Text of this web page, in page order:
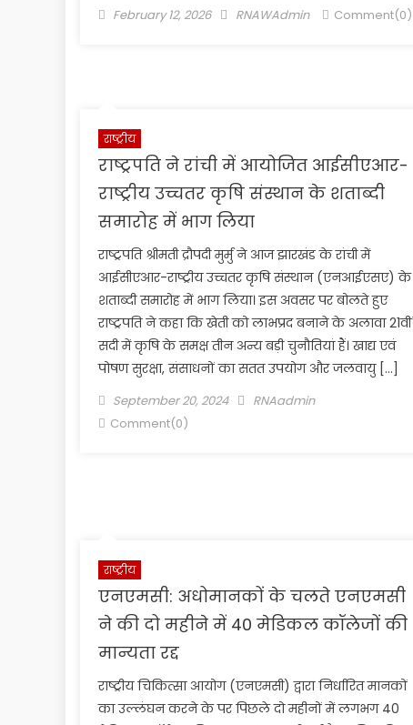
Posted
February 12, 2026 Author
RNAWAdmin Comment(0)
राष्ट्रीय
राष्ट्रपति ने रांची में आयोजित आईसीएआर-
राष्ट्रीय उच्चतर कृषि संस्थान के शताब्दी
समारोह में भाग लिया
राष्ट्रपति श्रीमती द्रौपदी मुर्मु ने आज झारखंड के रांची में
आईसीएआर-राष्ट्रीय उच्चतर कृषि संस्थान (एनआईएसए) के
शताब्दी समारोह में भाग लिया। इस अवसर पर बोलते हुए
राष्ट्रपति ने कहा कि खेती को लाभप्रद बनाने के अलावा 21वीं
सदी में कृषि के समक्ष तीन अन्य बड़ी चुनौतियां हैं। खाद्य एवं
पोषण सुरक्षा, संसाधनों का सतत उपयोग और जलवायु […]
Posted
on
September 20, 2024 Author
RNAadmin
Comment(0)
राष्ट्रीय
एनएमसी: अधोमानकों के चलते एनएमसी
ने की दो महीने में 40 मेडिकल कॉलेजों की
मान्यता रद्द
राष्ट्रीय चिकित्सा आयोग (एनएमसी) द्वारा निर्धारित मानकों
का उल्लंघन करने के पर पिछले दो महीनों में लगभग 40